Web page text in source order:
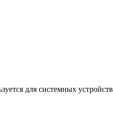
для системных устройств